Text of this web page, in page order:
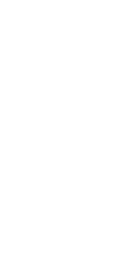
salle
les
Quel
votre
de
des